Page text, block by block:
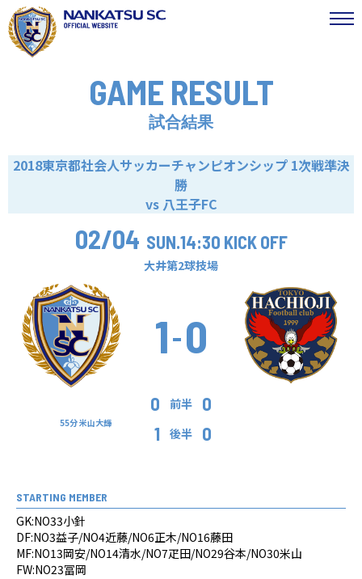
GAME RESULT
試合結果
2018東京都社会人サッカーチャンピオンシップ 1次戦準決
勝
vs 八王子FC
02/04 SUN.14:30 KICK OFF
大井第2球技場
1 0
55分 米山大輝
0 前半
0
1
後半 0
STARTING MEMBER
GK:NO33小針
DF:NO3益子/NO4近藤/NO6正木/NO16藤田
MF:NO13岡安/NO14清水/NO7疋田/NO29谷本/NO30米山
FW:NO23冨岡